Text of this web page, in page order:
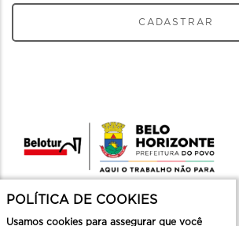
CADASTRAR
POLÍTICA DE COOKIES
Usamos cookies para assegurar que você